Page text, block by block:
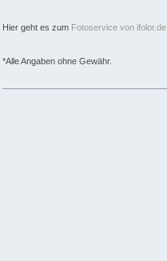
Hier geht es zum Fotoservice von ifolor.de
*Alle Angaben ohne Gewähr.